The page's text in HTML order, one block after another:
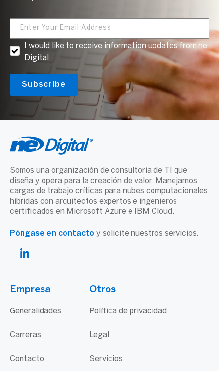
I would like to receive information updates from ne
Digital
Somos una organización de consultoría de TI que
diseña y opera para la creación de valor. Manejamos
cargas de trabajo críticas para nubes computacionales
híbridas con arquitectos expertos e ingenieros
certificados en Microsoft Azure e IBM Cloud.
Póngase en contacto y solicite nuestros servicios.
Empresa
Generalidades
Carreras
Contacto
Otros
Política de privacidad
Legal
Servicios